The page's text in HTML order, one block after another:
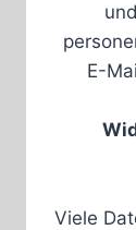
E-
Viele